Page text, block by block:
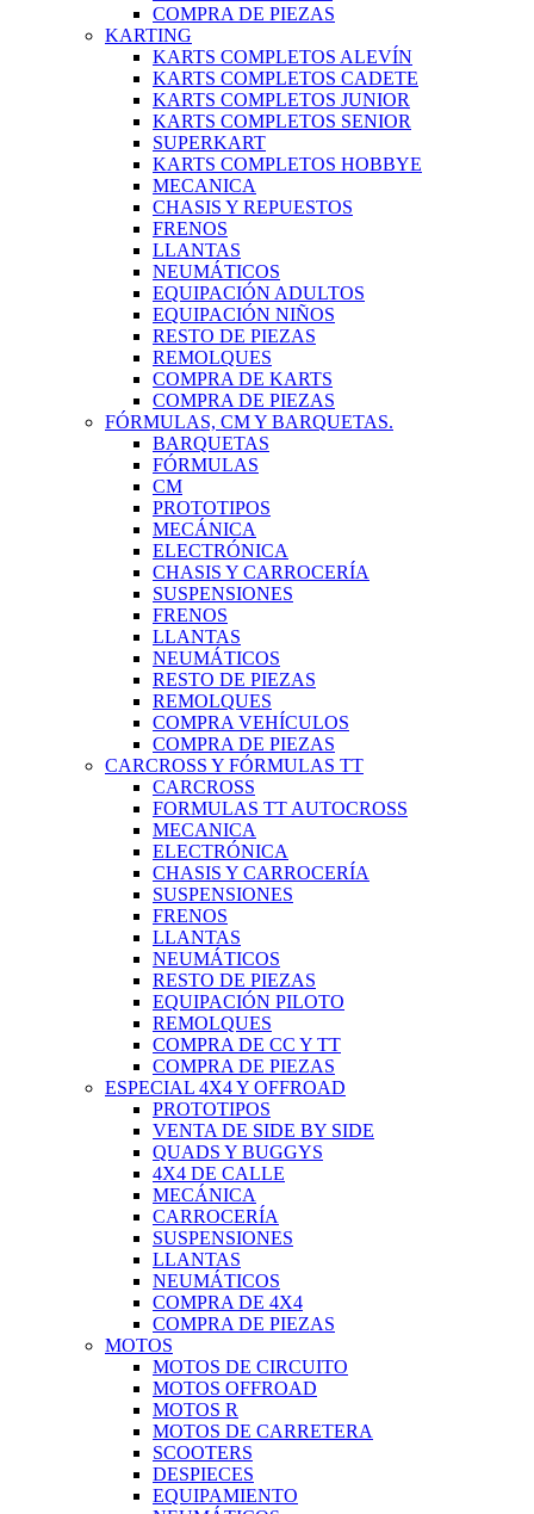
COMPRA DE PIEZAS
KARTING
KARTS COMPLETOS ALEVÍN
KARTS COMPLETOS CADETE
KARTS COMPLETOS JUNIOR
KARTS COMPLETOS SENIOR
SUPERKART
KARTS COMPLETOS HOBBYE
MECANICA
CHASIS Y REPUESTOS
FRENOS
LLANTAS
NEUMÁTICOS
EQUIPACIÓN ADULTOS
EQUIPACIÓN NIÑOS
RESTO DE PIEZAS
REMOLQUES
COMPRA DE KARTS
COMPRA DE PIEZAS
FÓRMULAS, CM Y BARQUETAS.
BARQUETAS
FÓRMULAS
CM
PROTOTIPOS
MECÁNICA
ELECTRÓNICA
CHASIS Y CARROCERÍA
SUSPENSIONES
FRENOS
LLANTAS
NEUMÁTICOS
RESTO DE PIEZAS
REMOLQUES
COMPRA VEHÍCULOS
COMPRA DE PIEZAS
CARCROSS Y FÓRMULAS TT
CARCROSS
FORMULAS TT AUTOCROSS
MECANICA
ELECTRÓNICA
CHASIS Y CARROCERÍA
SUSPENSIONES
FRENOS
LLANTAS
NEUMÁTICOS
RESTO DE PIEZAS
EQUIPACIÓN PILOTO
REMOLQUES
COMPRA DE CC Y TT
COMPRA DE PIEZAS
ESPECIAL 4X4 Y OFFROAD
PROTOTIPOS
VENTA DE SIDE BY SIDE
QUADS Y BUGGYS
4X4 DE CALLE
MECÁNICA
CARROCERÍA
SUSPENSIONES
LLANTAS
NEUMÁTICOS
COMPRA DE 4X4
COMPRA DE PIEZAS
MOTOS
MOTOS DE CIRCUITO
MOTOS OFFROAD
MOTOS R
MOTOS DE CARRETERA
SCOOTERS
DESPIECES
EQUIPAMIENTO